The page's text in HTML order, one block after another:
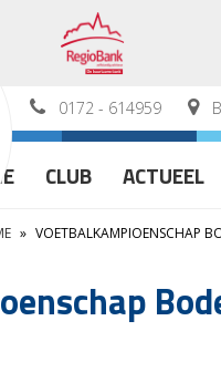
0172 - 614959
CLUB ACTUEEL
» VOETBALKAMPIOENSCHAP